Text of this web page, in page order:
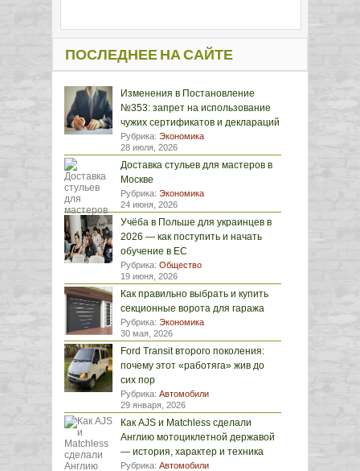
ПОСЛЕДНЕЕ НА САЙТЕ
Изменения в Постановление
№353: запрет на использование
чужих сертификатов и деклараций
Рубрика: Экономика
28 июля, 2026
Доставка стульев для мастеров в
Москве
Рубрика: Экономика
24 июня, 2026
Учёба в Польше для украинцев в
2026 — как поступить и начать
обучение в ЕС
Рубрика: Общество
19 июня, 2026
Как правильно выбрать и купить
секционные ворота для гаража
Рубрика: Экономика
30 мая, 2026
Ford Transit второго поколения:
почему этот «работяга» жив до
сих пор
Рубрика: Автомобили
29 января, 2026
Как AJS и Matchless сделали
Англию мотоциклетной державой
— история, характер и техника
Рубрика: Автомобили